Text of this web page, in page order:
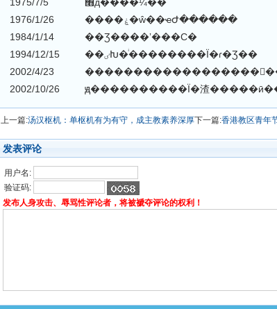
1976/1/26 ����ۼ�ŵ��ҽԺ������
1984/1/14 ��Ʒ����ʼ���С�
1994/12/15 ��ٸԽ�ͥ��������Ϊ�ɾ�Ʒ��
2002/4/23
2002/10/26 ԭ����������Ϊ�渣
上一篇:汤汉枢机：单枢机有为有守，成主教素养深厚下一篇:香港教区青年
发表评论
用户名:
验证码:
发布人身攻击、辱骂性评论者，将被褫夺评论的权利！